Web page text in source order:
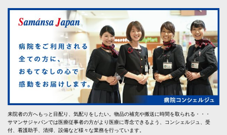
来院者の方へもっと目配り、気配りをしたい。物品の補充や搬送に時間を取られる・・・
サマンサジャパンでは医療従事者の方がより医療に専念できるよう、コンシェルジュ、受
付、看護助手、清掃、設備など様々な業務を行っています。